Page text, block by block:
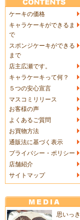
ケーキの価格
キャラケーキができるま
で
スポンジケーキができる
まで
店主広瀬です。
キャラケーキって何？
５つの安心宣言
マスコミリリース
お客様の声
よくあるご質問
お買物方法
通販法に基づく表示
プライバシー・ポリシー
店舗紹介
サイトマップ
思いっき